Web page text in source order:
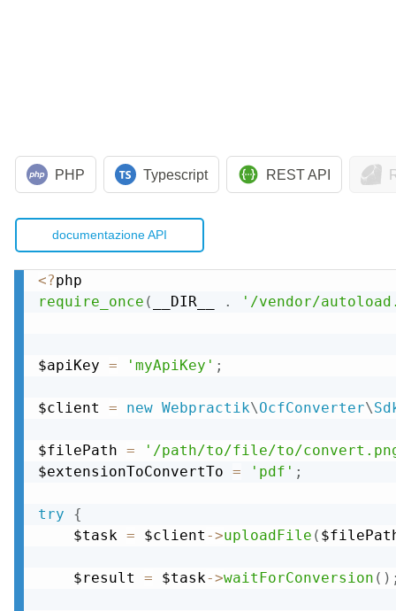
PHP Typescript REST API
documentazione API
<?
require_once ( __DIR__ . '/vendor/
$apiKey = 'myApiKey' ;
$client = new Webpractik\OcfConverter\
$filePath =
'/path/to/file/to/
$extensionToConvertTo = 'pdf' ;
try
{
    $task
= $client ->uploadFile (
    $result
= $task->waitForConversion ( )